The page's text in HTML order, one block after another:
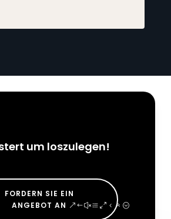
um loszulegen!
FORDERN SIE EIN
ANGEBOT AN